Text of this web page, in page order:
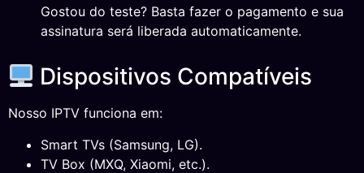
Gostou do teste? Basta fazer o pagamento e sua
assinatura será liberada automaticamente.
Dispositivos Compatíveis
Nosso IPTV funciona em:
Smart TVs (Samsung, LG).
TV Box (MXQ, Xiaomi, etc.).